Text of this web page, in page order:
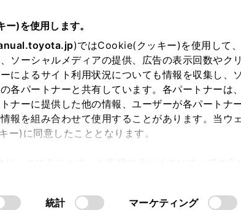
)を使用します。
)ではCookie(クッキー)を使用して
ソーシャルメディアの提供、広告の表示回数やク
によるサイト利用状況についても情報を収集し、
各パートナーと共有しています。各パートナーは
ナーに提供した他の情報、ユーザーが各パートナ
報を組み合わせて使用することがあります。当ウ
)に同意したこととなります。
統計 マーケティング